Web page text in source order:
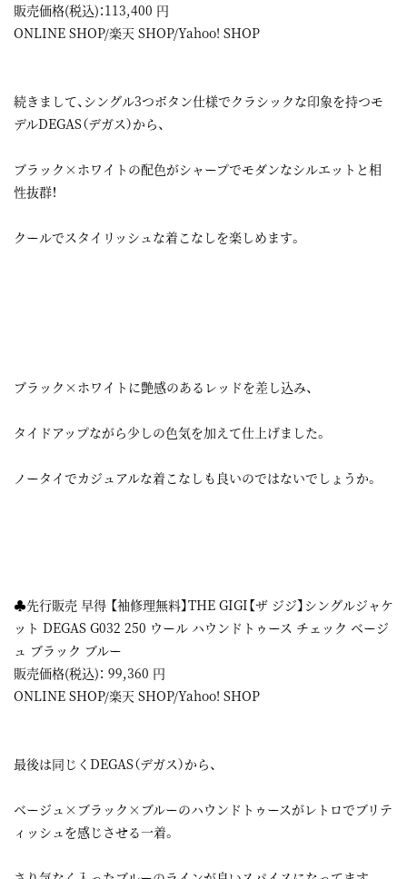
販売価格(税込)：113,400 円
ONLINE SHOP/楽天 SHOP/Yahoo! SHOP
続きまして、シングル3つボタン仕様でクラシックな印象を持つモ
デルDEGAS（デガス）から、
ブラック×ホワイトの配色がシャープでモダンなシルエットと相
性抜群！
クールでスタイリッシュな着こなしを楽しめます。
ブラック×ホワイトに艶感のあるレッドを差し込み、
タイドアップながら少しの色気を加えて仕上げました。
ノータイでカジュアルな着こなしも良いのではないでしょうか。
♣先行販売 早得 【袖修理無料】THE GIGI【ザ ジジ】シングルジャケ
ット DEGAS G032 250 ウール ハウンドトゥース チェック ベージ
ュ ブラック ブルー
販売価格(税込)： 99,360 円
ONLINE SHOP/楽天 SHOP/Yahoo! SHOP
最後は同じくDEGAS（デガス）から、
ベージュ×ブラック×ブルーのハウンドトゥースがレトロでブリテ
ィッシュを感じさせる一着。